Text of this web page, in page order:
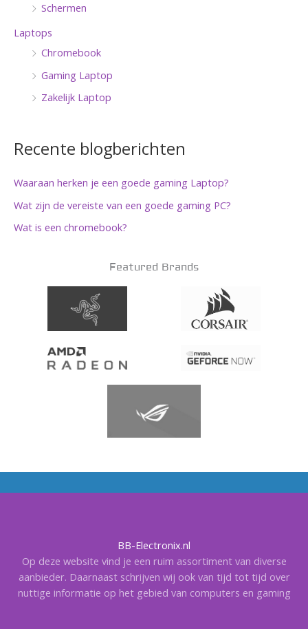
Schermen
Laptops
Chromebook
Gaming Laptop
Zakelijk Laptop
Recente blogberichten
Waaraan herken je een goede gaming Laptop?
Wat zijn de vereiste van een goede gaming PC?
Wat is een chromebook?
Featured Brands
BB-Electronix.nl
Op deze website vind je een ruim assortiment van diverse
aanbieder. Daarnaast schrijven wij ook van tijd tot tijd over
nuttige informatie op het gebied van computers en gaming